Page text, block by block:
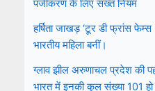
पंजीकरण के लिए सख्त नियम
हर्षिता जाखड़ ‘टूर डी फ्रांस
भारतीय महिला बनीं।
ग्लाव झील अरुणाचल प्रदेश की
भारत में इनकी कुल संख्या 101